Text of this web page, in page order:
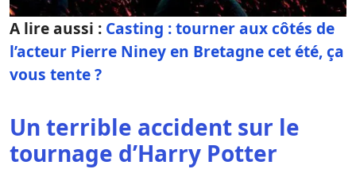
A lire aussi : Casting : tourner aux côtés de
l’acteur Pierre Niney en Bretagne cet été, ça
vous tente ?
Un terrible accident sur le
tournage d’Harry Potter